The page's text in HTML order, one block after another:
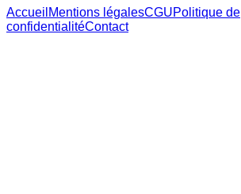
Accueil Mentions légalesCGUPolitique de
confidentialitéContact